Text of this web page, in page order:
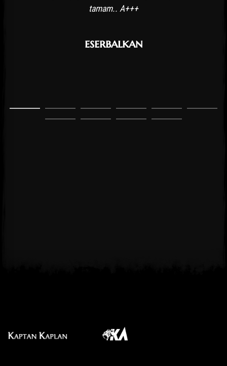
tamam.. A+++
eserbalkan